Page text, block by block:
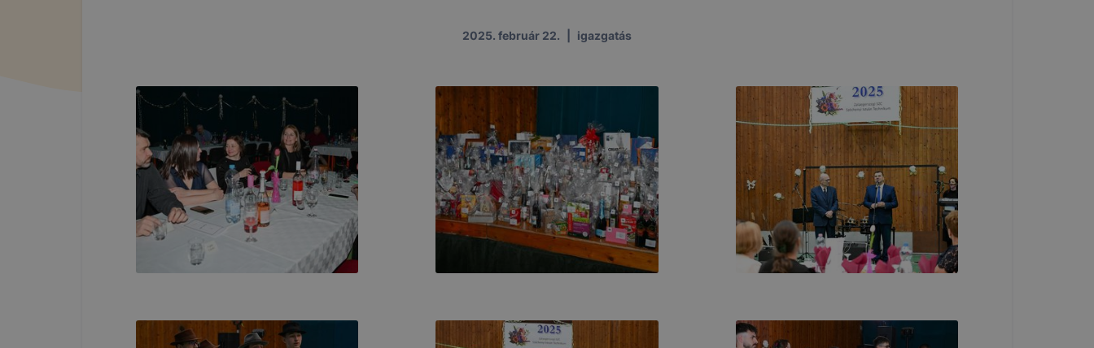
2025. február 22. igazgatás